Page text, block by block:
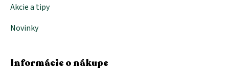
Akcie a tipy
Novinky
Informácie o nákupe